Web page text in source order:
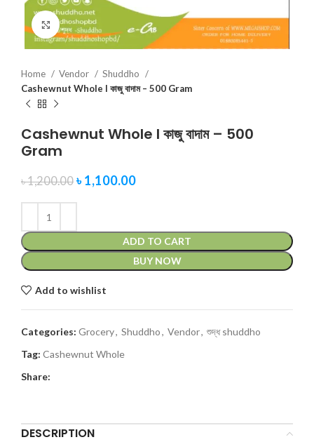
Click to enlarge
Home Vendor
Shuddho
Cashewnut Whole I কাজু বাদাম – 500 Gram
Cashewnut Whole I কাজু বাদাম – 500
Gram
৳1,200.00 ৳1,100.00
ADD TO CART
BUY NOW
Add to wishlist
Categories: Grocery, Shuddho, Vendor, শুদ্ধ shuddho
Tag: Cashewnut Whole
Share:
DESCRIPTION